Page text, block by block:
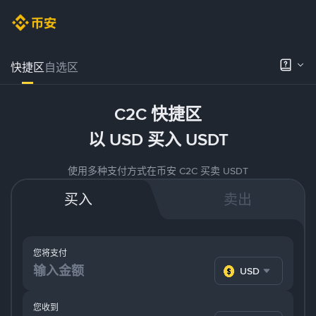
快捷区自选区
C2C 快捷区
以 USD 买入 USDT
使用多种支付方式在币安 C2C 买卖 USDT
买入 卖出
您将支付
USD
您收到